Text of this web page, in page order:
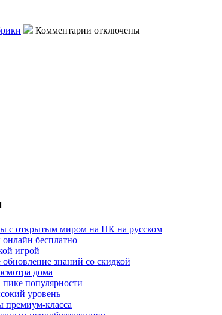
Комментарии отключены
с открытым миром на ПК на русском
бесплатно
игрой
знаний со скидкой
дома
популярности
уровень
премиум-класса